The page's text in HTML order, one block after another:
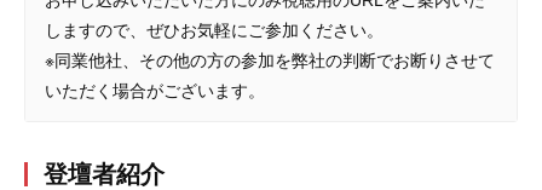
しますので、ぜひお気軽にご参加ください。
※同業他社、その他の方の参加を弊社の判断でお断りさせて
いただく場合がございます。
登壇者紹介